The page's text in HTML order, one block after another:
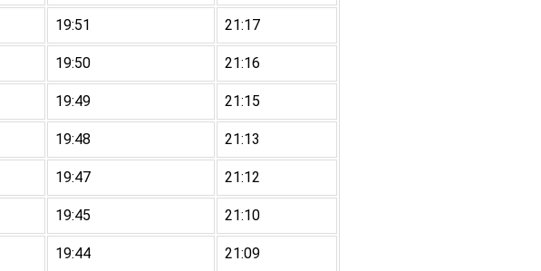
19:51 21:17
19:50 21:16
19:49 21:15
19:48 21:13
19:47 21:12
19:45 21:10
19:44 21:09